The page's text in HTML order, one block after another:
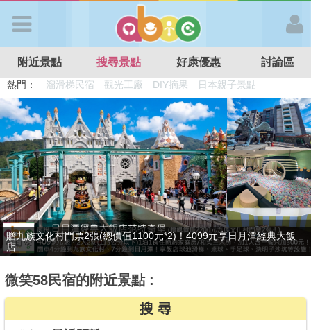
APP登入
首 頁
搜尋景點
好康優惠
最新消息
最新留言
附近景點 搜尋景點 好康優惠 討論區
熱門： 溜滑梯民宿 觀光工廠 DIY摘果
日本親子景點
特色遊戲場
親子住房優惠 台北親子餐廳 溫泉泡湯SPA
只賣4天，要訂要快！捷絲旅-宜蘭礁溪館3099元起享2大1幼1泊1食住
雙人...
贈九族文化村門票2張(總價值1100元*2)！4099元享日月潭經典大飯
店...
微笑58民宿的附近景點 :
搜 尋